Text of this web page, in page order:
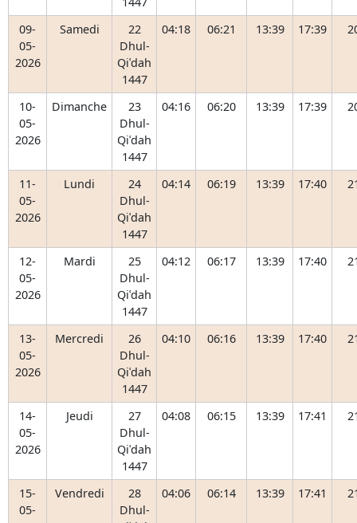
09-
05-
2026
Samedi
22
Dhul-
Qiʿdah
1447
04:18 06:21 13:39 17:39
10-
05-
2026
Dimanche
23
Dhul-
Qiʿdah
1447
04:16 06:20 13:39 17:39
11-
05-
2026
Lundi
24
Dhul-
Qiʿdah
1447
04:14 06:19 13:39 17:40
12-
05-
2026
Mardi
25
Dhul-
Qiʿdah
1447
04:12 06:17 13:39 17:40
13-
05-
2026
Mercredi
26
Dhul-
Qiʿdah
1447
04:10 06:16 13:39 17:40
14-
05-
2026
Jeudi
27
Dhul-
Qiʿdah
1447
04:08 06:15 13:39 17:41
15-
05-
Vendredi
28
Dhul-
04:06 06:14 13:39 17:41